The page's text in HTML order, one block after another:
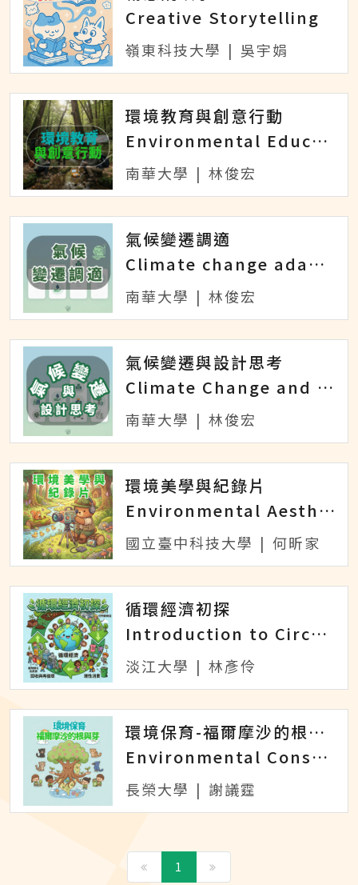
Creative Storytelling
嶺東科技大學 | 吳宇娟
環境教育與創意行動
Environmental Education and Creative Action
南華大學 | 林俊宏
氣候變遷調適
Climate change adaptation
南華大學 | 林俊宏
氣候變遷與設計思考
Climate Change and Design Thinking
南華大學 | 林俊宏
環境美學與紀錄片
Environmental Aesthetics and Documentary
國立臺中科技大學 | 何昕家
循環經濟初探
Introduction to Circular Economy
淡江大學 | 林彥伶
環境保育-福爾摩沙的根與芽
Environmental Conservation - Roots and Shoots of Formosa
長榮大學 | 謝議霆
1